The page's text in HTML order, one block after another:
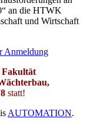
an die HTWK
und Wirtschaft
Anmeldung
Fakultät
statt!
AUTOMATION.